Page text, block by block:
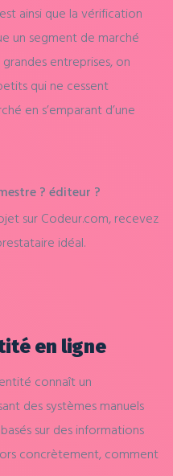
ainsi que la vérification
un segment de marché
entreprises, on
qui ne cessent
en s’emparant d’une
? éditeur ?
sur Codeur.com, recevez
idéal.
en ligne
connaît un
des systèmes manuels
sur des informations
concrètement, comment